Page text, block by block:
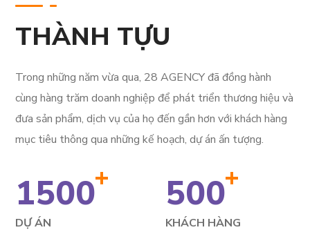
THÀNH TỰU
Trong những năm vừa qua, 28 AGENCY đã đồng hành
cùng hàng trăm doanh nghiệp để phát triển thương hiệu và
đưa sản phẩm, dịch vụ của họ đến gần hơn với khách hàng
mục tiêu thông qua những kế hoạch, dự án ấn tượng.
1500+
DỰ ÁN
500+
KHÁCH HÀNG